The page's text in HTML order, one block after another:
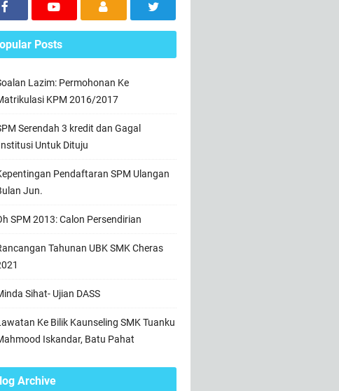
Posts
Lazim: Permohonan Ke
KPM 2016/2017
Serendah 3 kredit dan Gagal
Untuk Dituju
Pendaftaran SPM Ulangan
Jun.
SPM 2013: Calon Persendirian
Tahunan UBK SMK Cheras
Sihat- Ujian DASS
Ke Bilik Kaunseling SMK Tuanku
Iskandar, Batu Pahat
Archive